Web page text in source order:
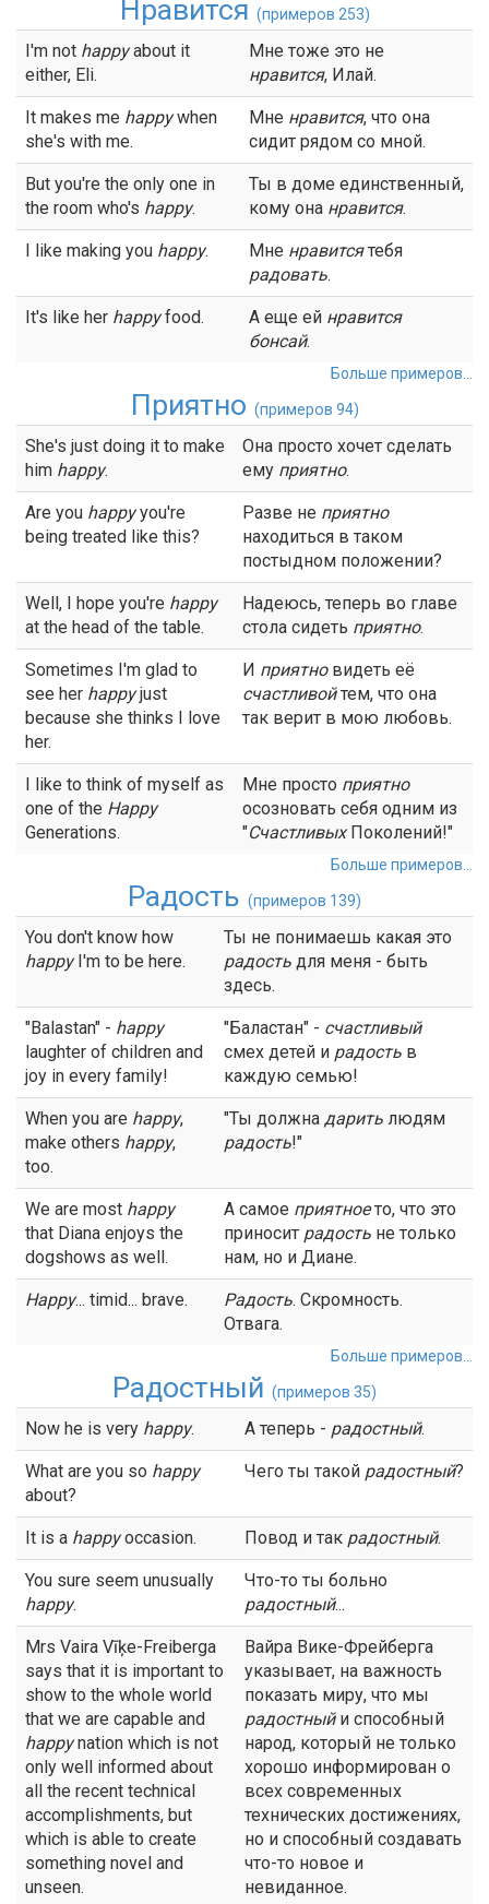
Нравится (примеров 253)
I'm not happyabout it
either, Eli.
Мне тоже это не
нравится, Илай.
It makes me happywhen
she's with me.
Мне нравится, что она
сидит рядом со мной.
But you're the only one in
the room who's happy.
Ты в доме единственный,
кому она нравится.
I like making you happy. Мне нравитсятебя
радовать.
It's like her happyfood. А еще ей нравится
бонсай.
Больше примеров...
Приятно (примеров 94)
She's just doing it to make
him happy.
Она просто хочет сделать
ему приятно.
Are you happyyou're
being treated like this?
Разве не приятно
находиться в таком
постыдном положении?
Well, I hope you're happy
at the head of the table.
Надеюсь, теперь во главе
стола сидеть приятно.
Sometimes I'm glad to
see her happyjust
because she thinks I love
her.
И приятновидеть её
счастливойтем, что она
так верит в мою любовь.
I like to think of myself as
one of the Happy
Generations.
Мне просто приятно
осозновать себя одним из
"СчастливыхПоколений!"
Больше примеров...
Радость (примеров 139)
You don't know how
happyI'm to be here.
Ты не понимаешь какая это
радость для меня - быть
здесь.
"Balastan" - happy
laughter of children and
joy in every family!
"Баластан" - счастливый
смех детей и радость в
каждую семью!
When you are happy,
make others happy,
too.
"Ты должна дарить людям
радость!"
We are most happy
that Diana enjoys the
dogshows as well.
А самое приятноето, что это
приносит радость не только
нам, но и Диане.
Happy... timid... brave. Радость. Скромность.
Отвага.
Больше примеров...
Радостный (примеров 35)
Now he is very happy. А теперь - радостный.
What are you so happy
about?
Чего ты такой радостный?
It is a happyoccasion. Повод и так радостный.
You sure seem unusually
happy.
Что-то ты больно
радостный...
Mrs Vaira Vīķe-Freiberga
says that it is important to
show to the whole world
that we are capable and
happynation which is not
only well informed about
all the recent technical
accomplishments, but
which is able to create
something novel and
unseen.
Вайра Вике-Фрейберга
указывает, на важность
показать миру, что мы
радостныйи способный
народ, который не только
хорошо информирован о
всех современных
технических достижениях,
но и способный создавать
что-то новое и
невиданное.